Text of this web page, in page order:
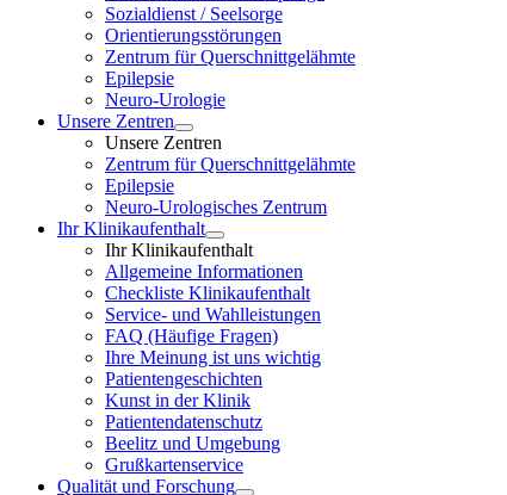
Sozialdienst / Seelsorge
Orientierungsstörungen
Zentrum für Querschnittgelähmte
Epilepsie
Neuro-Urologie
Unsere Zentren
Unsere Zentren
Zentrum für Querschnittgelähmte
Epilepsie
Neuro-Urologisches Zentrum
Ihr Klinikaufenthalt
Ihr Klinikaufenthalt
Allgemeine Informationen
Checkliste Klinikaufenthalt
Service- und Wahlleistungen
FAQ (Häufige Fragen)
Ihre Meinung ist uns wichtig
Patientengeschichten
Kunst in der Klinik
Patientendatenschutz
Beelitz und Umgebung
Grußkartenservice
Qualität und Forschung